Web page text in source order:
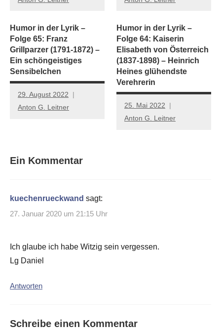
Humor in der Lyrik –
Folge 65: Franz
Grillparzer (1791-1872) –
Ein schöngeistiges
Sensibelchen
29. August 2022
Anton G. Leitner
Humor in der Lyrik –
Folge 64: Kaiserin
Elisabeth von Österreich
(1837-1898) – Heinrich
Heines glühendste
Verehrerin
25. Mai 2022
Anton G. Leitner
Ein Kommentar
kuechenrueckwand sagt:
27. Januar 2020 um 21:15 Uhr
Ich glaube ich habe Witzig sein vergessen.
Lg Daniel
Antworten
Schreibe einen Kommentar